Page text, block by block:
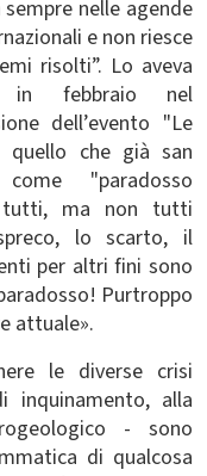
nelle agende
e non riesce
risolti”. Lo aveva
in febbraio nel
dell’evento "Le
quello che già san
"paradosso
tutti, ma non tutti
lo scarto, il
per altri fini sono
Purtroppo
attuale».
le diverse crisi
alla
- sono
di qualcosa